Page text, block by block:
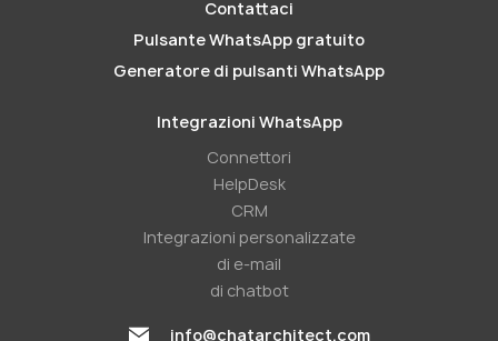
Contattaci
Pulsante WhatsApp gratuito
Generatore di pulsanti WhatsApp
Integrazioni WhatsApp
Connettori
HelpDesk
CRM
Integrazioni personalizzate
di e-mail
di chatbot
info@chatarchitect.com